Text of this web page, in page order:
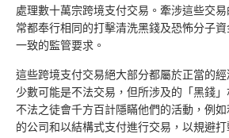
處理數十萬宗跨境支付交易。牽涉這些交
常都奉行相同的打擊清洗黑錢及恐怖分子
一致的監管要求。
這些跨境支付交易絕大部分都屬於正當的
少數可能是不法交易，但所涉及的「黑錢
不法之徒會千方百計隱瞞他們的活動，例
的公司和以結構式支付進行交易，以規避